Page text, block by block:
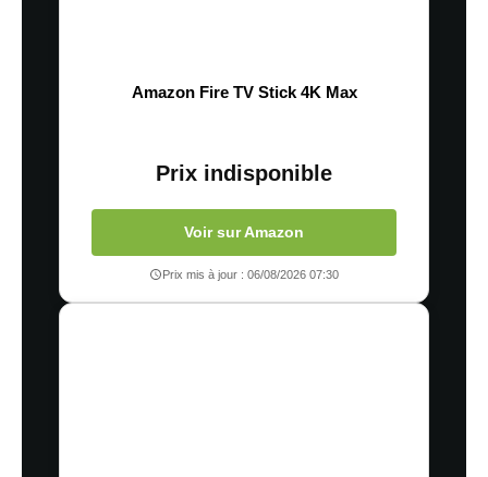
Amazon Fire TV Stick 4K Max
Prix indisponible
Voir sur Amazon
Prix mis à jour : 06/08/2026 07:30